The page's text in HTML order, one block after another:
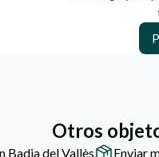
Otros
Badia del Vallès Enviar